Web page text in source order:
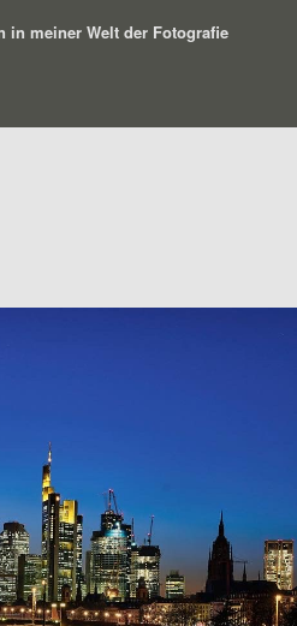
in meiner Welt der Fotografie